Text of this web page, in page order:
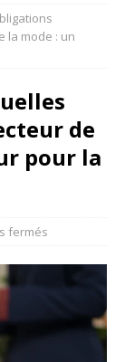
la mode : un
de
pour la
fermés